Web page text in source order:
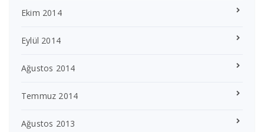
Ekim 2014
Eylül 2014
Ağustos 2014
Temmuz 2014
Ağustos 2013